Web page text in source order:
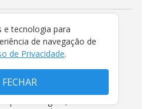
a uma
da
da mais importante
planeta. Agora, resta uma
e tecnologia para
de navegação de
de Privacidade.
FECHAR